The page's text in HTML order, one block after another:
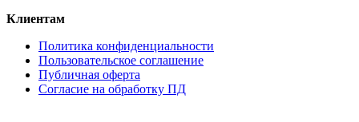
Клиентам
Политика конфиденциальности
Пользовательское соглашение
Публичная оферта
Согласие на обработку ПД